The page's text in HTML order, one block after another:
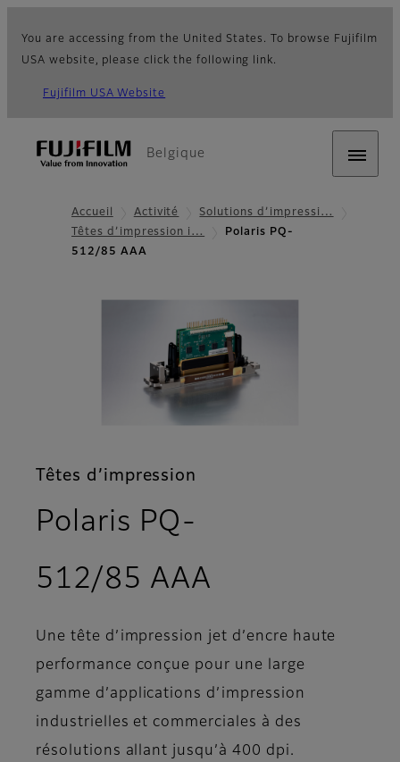
You are accessing from the United States. To browse Fujifilm
USA website, please click the following link.
Fujifilm USA Website
Belgique
Accueil Activité
Solutions d’impressi…
Têtes d’impression i…
Polaris PQ-
512/85 AAA
Têtes d’impression
Polaris PQ-
512/85 AAA
Une tête d’impression jet d’encre haute
performance conçue pour une large
gamme d’applications d’impression
industrielles et commerciales à des
résolutions allant jusqu’à 400 dpi.